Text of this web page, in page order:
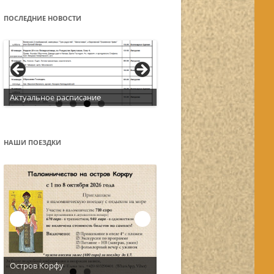
ПОСЛЕДНИЕ НОВОСТИ
Актуальное расписание
НАШИ ПОЕЗДКИ
Остров Корфу